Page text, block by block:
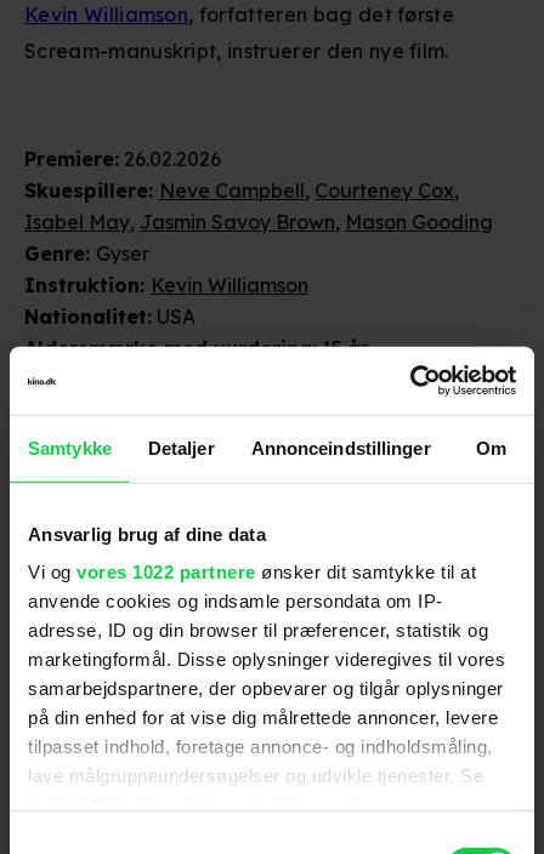
Samtykke Detaljer Annonceindstillinger Om
Ansvarlig brug af dine data
Vi og vores 1022 partnere ønsker dit samtykke til at
anvende cookies og indsamle persondata om IP-
adresse, ID og din browser til præferencer, statistik og
marketingformål. Disse oplysninger videregives til vores
samarbejdspartnere, der opbevarer og tilgår oplysninger
på din enhed for at vise dig målrettede annoncer, levere
tilpasset indhold, foretage annonce- og indholdsmåling,
lave målgruppeundersøgelser og udvikle tjenester. Se
Anmeldelser fra medierne
Premiere: 26.02.2026
Skuespillere: Neve Campbell, Courteney Cox,
Isabel May, Jasmin Savoy Brown, Mason Gooding
Genre: Gyser
Instruktion: Kevin Williamson
Nationalitet: USA
Aldersmærke med vurdering: 15 år
Filmen er ikke aldersvurderet af Medierådet for
Børn og Unge og den har derfor fået tildelt
aldersmærket ‘Tilladt for børn fra 15 år’.
Originalsprog
Kevin Williamson, forfatteren bag det første
Scream-manuskript, instruerer den nye film.